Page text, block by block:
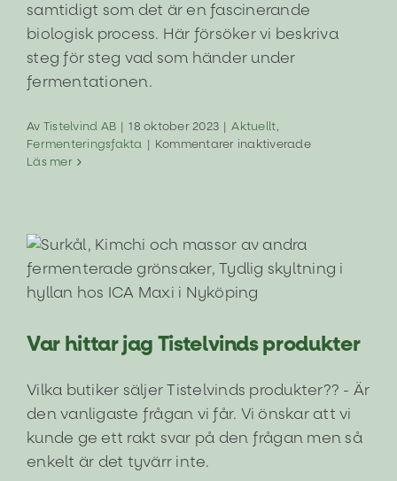
samtidigt som det är en fascinerande
biologisk process. Här försöker vi beskriva
steg för steg vad som händer under
fermentationen.
Av Tistelvind AB | 18 oktober 2023 | Aktuellt,
Fermenteringsfakta | Kommentarer inaktiveradeför
fermenterar?
Läs mer
Var hittar jag Tistelvinds produkter
Aktuellt
Var hittar jag Tistelvinds produkter
Vilka butiker säljer Tistelvinds produkter?? - Är
den vanligaste frågan vi får. Vi önskar att vi
kunde ge ett rakt svar på den frågan men så
enkelt är det tyvärr inte.